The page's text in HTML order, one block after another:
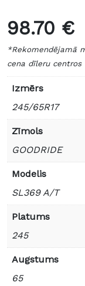
98.70 €
*Rekomendējamā
cena dīleru
Izmērs
245/65R17
Zīmols
GOODRIDE
Modelis
SL369 A/T
Platums
245
Augstums
65